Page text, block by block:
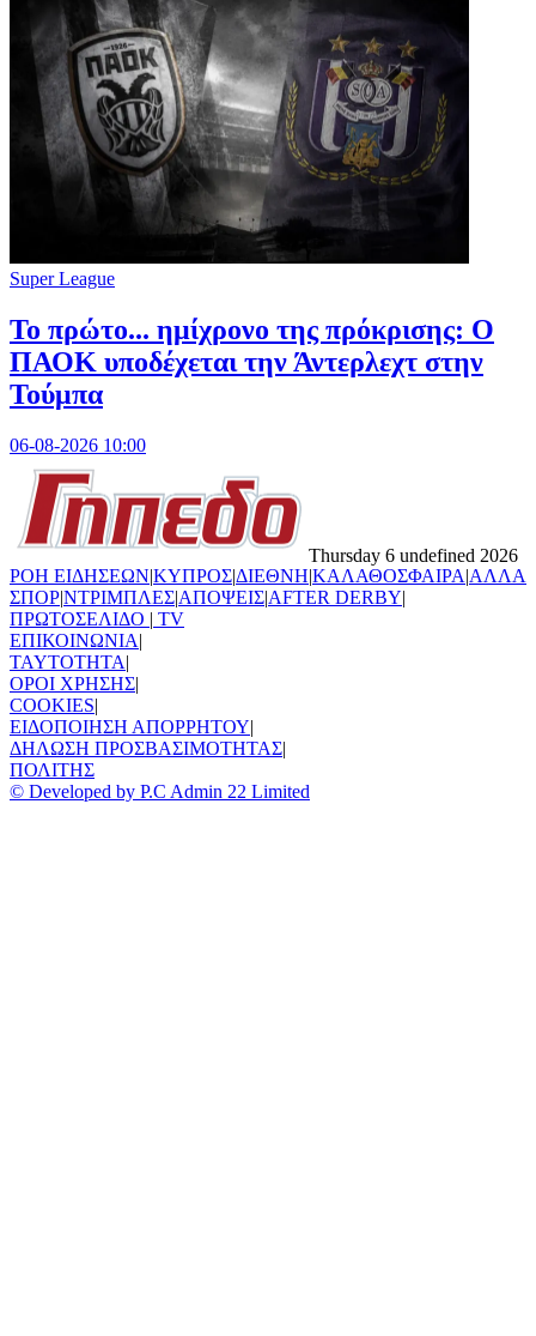
Super League
Το πρώτο... ημίχρονο της πρόκρισης: Ο
ΠΑΟΚ υποδέχεται την Άντερλεχτ στην
Τούμπα
06-08-2026 10:00
Thursday 6 undefined 2026
ΡΟΗ ΕΙΔΗΣΕΩΝ|ΚΥΠΡΟΣ|ΔΙΕΘΝΗ|ΚΑΛΑΘΟΣΦΑΙΡΑ|ΑΛΛΑ
ΣΠΟΡ|ΝΤΡΙΜΠΛΕΣ|ΑΠΟΨΕΙΣ|AFTER DERBY|
ΠΡΩΤΟΣΕΛΙΔΟ | TV
ΕΠΙΚΟΙΝΩΝΙΑ|
TAYTOTHTA|
ΟΡΟΙ ΧΡΗΣΗΣ|
COOKIES|
ΕΙΔΟΠΟΙΗΣΗ ΑΠΟΡΡΗΤΟΥ|
ΔΗΛΩΣΗ ΠΡΟΣΒΑΣΙΜΟΤΗΤΑΣ|
ΠΟΛΙΤΗΣ
© Developed by P.C Admin 22 Limited